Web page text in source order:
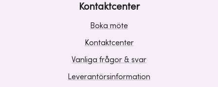
Kontaktcenter
Boka möte
Kontaktcenter
Vanliga frågor & svar
Leverantörsinformation